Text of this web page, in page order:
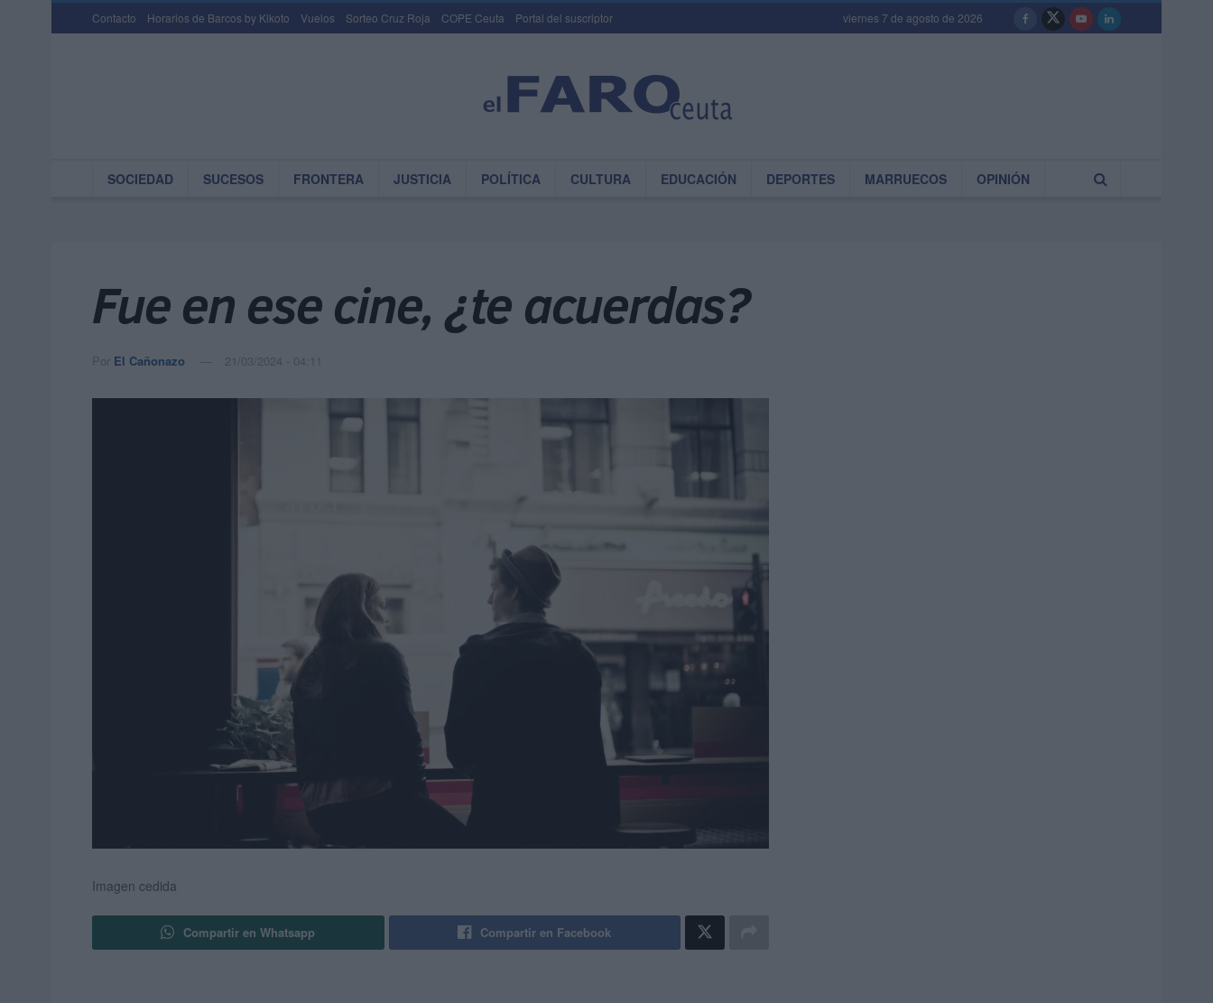
Contacto Horarios de Barcos by Kikoto Vuelos Sorteo Cruz Roja COPE Ceuta Portal del suscriptor viernes 7 de agosto de 2026
SOCIEDAD SUCESOS FRONTERA JUSTICIA POLÍTICA CULTURA EDUCACIÓN DEPORTES MARRUECOS OPINIÓN
Fue en ese cine, ¿te acuerdas?
Por El Cañonazo 21/03/2024 - 04:11
Imagen cedida
Compartir en Whatsapp Compartir en Facebook